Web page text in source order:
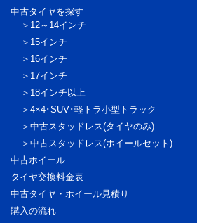
中古タイヤを探す
12～14インチ
15インチ
16インチ
17インチ
18インチ以上
4×4･SUV･軽トラ小型トラック
中古スタッドレス(タイヤのみ)
中古スタッドレス(ホイールセット)
中古ホイール
タイヤ交換料金表
中古タイヤ・ホイール見積り
購入の流れ